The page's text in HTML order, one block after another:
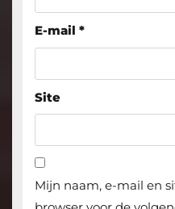
E-mail *
Site
Mijn naam, e-mail en